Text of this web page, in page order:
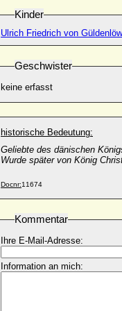
Kinder
Ulrich Friedrich von
Geschwister
keine erfasst
historische Bedeutung:
Geliebte des dänischen
Wurde später von König
Docnr:11674
Kommentar
Ihre E-Mail-Adresse:
Information an mich: